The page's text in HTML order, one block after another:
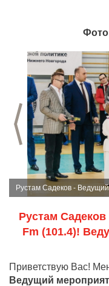
Фото
Предыдущий слайд
Рустам Садеков -
Рустам
Fm (101.4)!
Приветствую Вас!
Ведущий